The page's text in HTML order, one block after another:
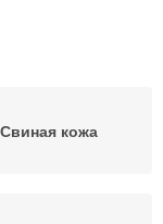
Свиная кожа